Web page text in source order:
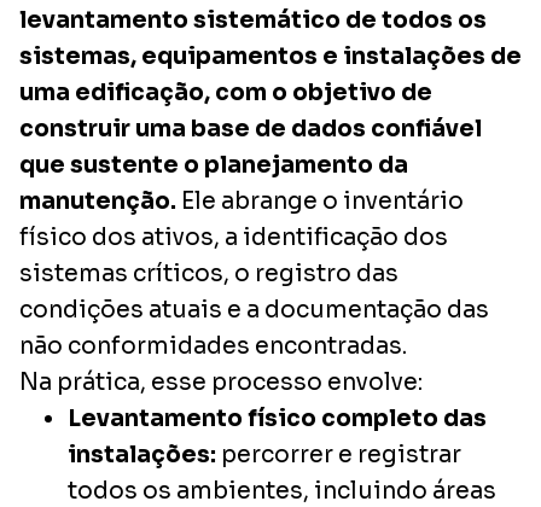
levantamento sistemático de todos os
sistemas, equipamentos e instalações de
uma edificação, com o objetivo de
construir uma base de dados confiável
que sustente o planejamento da
manutenção. Ele abrange o inventário
físico dos ativos, a identificação dos
sistemas críticos, o registro das
condições atuais e a documentação das
não conformidades encontradas.
Na prática, esse processo envolve:
Levantamento físico completo das
instalações: percorrer e registrar
todos os ambientes, incluindo áreas